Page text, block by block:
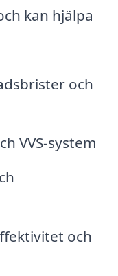
kan hjälpa
och
VVS-system
och